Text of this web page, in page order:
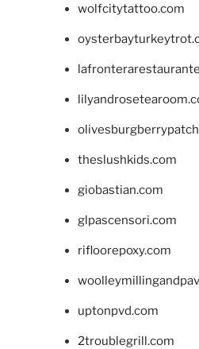
wolfcitytattoo.com
theslushkids.com
giobastian.com
glpascensori.com
rifloorepoxy.com
uptonpvd.com
2troublegrill.com